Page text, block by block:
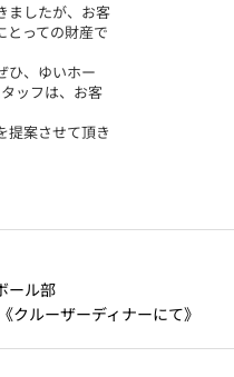
ましたが、お客
とっての財産で
ひ、ゆいホー
ッフは、お客
提案させて頂き
ール部
クルーザーディナーにて》